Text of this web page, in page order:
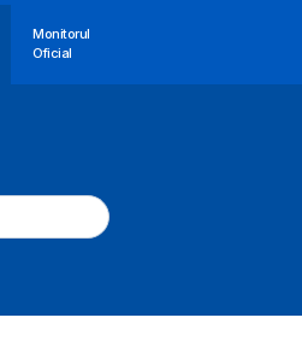
Monitorul
Oficial